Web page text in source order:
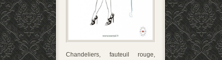
Chandeliers, fauteuil rouge,